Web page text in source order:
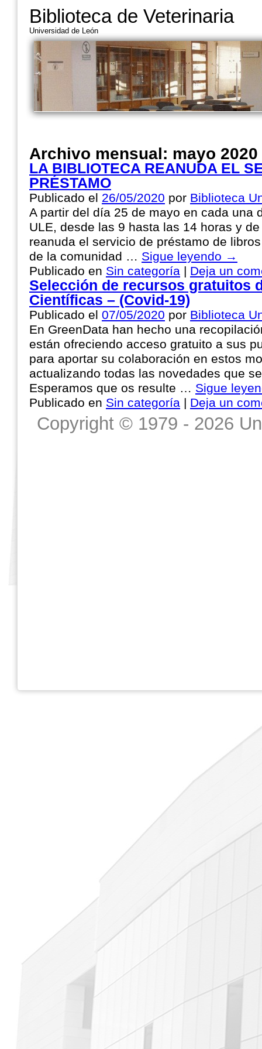
Biblioteca de Veterinaria
Universidad de León
Archivo mensual: mayo 2020
LA BIBLIOTECA REANUDA EL
PRÉSTAMO
Publicado el 26/05/2020 por Biblioteca
A partir del día 25 de mayo en cada una
ULE, desde las 9 hasta las 14 horas y
reanuda el servicio de préstamo de
de la comunidad … Sigue leyendo →
Publicado en Sin categoría | Deja un
Selección de recursos gratuitos
Científicas – (Covid-19)
Publicado el 07/05/2020 por Biblioteca
En GreenData han hecho una
están ofreciendo acceso gratuito a sus
para aportar su colaboración en estos
actualizando todas las novedades que
Esperamos que os resulte … Sigue
Publicado en Sin categoría | Deja un
Copyright © 1979 - 2026